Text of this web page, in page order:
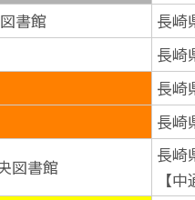
書館
長崎
長崎
長崎
長崎
図書館
長崎
【中